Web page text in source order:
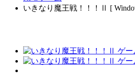
いきなり魔王戦！！！Ⅱ [